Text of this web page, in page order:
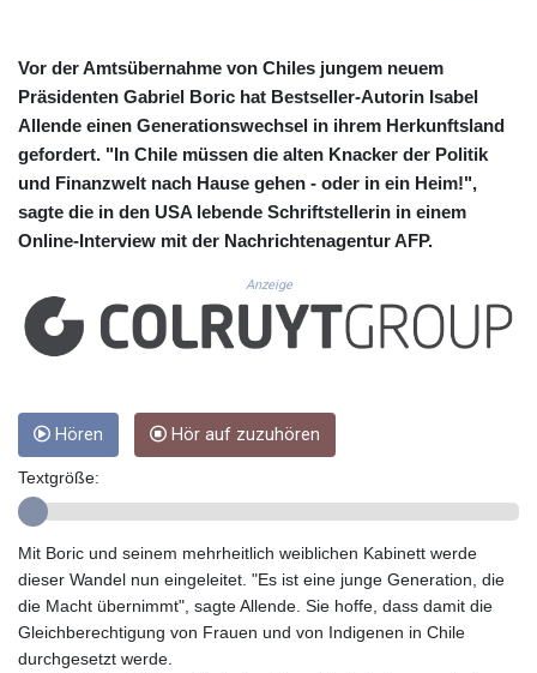
CVE 110.296236
CZK 24.270279
DJF 205.33259
DKK 7.475775
DOP 67.310518
DZD 153.693346
EGP 57.714706
ERN 17.342436
FJD 2.553443
FKP 0.857585
GBP 0.856156
GHS 13.528316
GIP 0.857585
GNF 10126.955552
GYD 241.183453
HKD 9.070539
HNL 30.905421
HRK 7.534365
Vor der Amtsübernahme von Chiles jungem neuem
Präsidenten Gabriel Boric hat Bestseller-Autorin Isabel
Allende einen Generationswechsel in ihrem Herkunftsland
gefordert. "In Chile müssen die alten Knacker der Politik
und Finanzwelt nach Hause gehen - oder in ein Heim!",
sagte die in den USA lebende Schriftstellerin in einem
Online-Interview mit der Nachrichtenagentur AFP.
Anzeige
Hören Hör auf zuzuhören
Textgröße:
Mit Boric und seinem mehrheitlich weiblichen Kabinett werde
dieser Wandel nun eingeleitet. "Es ist eine junge Generation, die
die Macht übernimmt", sagte Allende. Sie hoffe, dass damit die
Gleichberechtigung von Frauen und von Indigenen in Chile
durchgesetzt werde.